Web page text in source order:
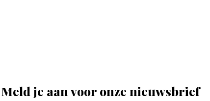
Meld je aan voor onze nieuwsbrief